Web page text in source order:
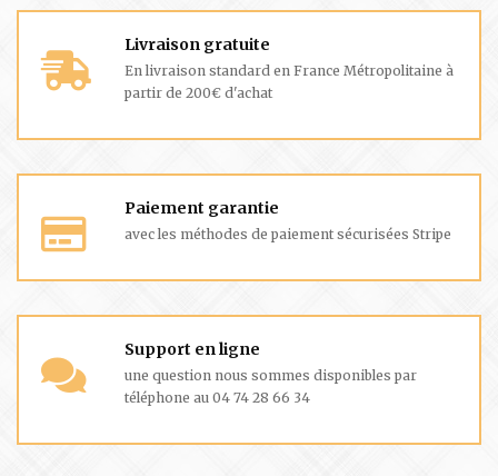
Livraison gratuite
En livraison standard en France Métropolitaine à
partir de 200€ d'achat
Paiement garantie
avec les méthodes de paiement sécurisées Stripe
Support en ligne
une question nous sommes disponibles par
téléphone au 04 74 28 66 34